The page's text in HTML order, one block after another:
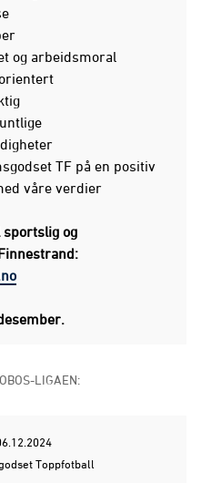
og arbeidsmoral
TF på en positiv
våre verdier
sportslig og
LIGAEN:
Toppfotball